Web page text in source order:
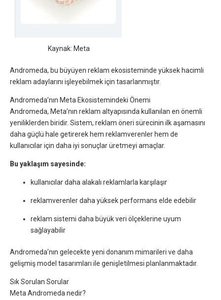
Kaynak: Meta
Andromeda, bu büyüyen reklam ekosisteminde yüksek hacimli
reklam adaylarını işleyebilmek için tasarlanmıştır.
Andromeda’nın Meta Ekosistemindeki Önemi
Andromeda, Meta’nın reklam altyapısında kullanılan en önemli
yeniliklerden biridir. Sistem, reklam öneri sürecinin ilk aşamasını
daha güçlü hale getirerek hem reklamverenler hem de
kullanıcılar için daha iyi sonuçlar üretmeyi amaçlar.
Bu yaklaşım sayesinde:
kullanıcılar daha alakalı reklamlarla karşılaşır
reklamverenler daha yüksek performans elde edebilir
reklam sistemi daha büyük veri ölçeklerine uyum
sağlayabilir
Andromeda’nın gelecekte yeni donanım mimarileri ve daha
gelişmiş model tasarımları ile genişletilmesi planlanmaktadır.
Sık Sorulan Sorular
Meta Andromeda nedir?